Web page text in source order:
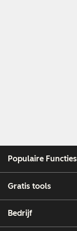
Populaire Functies
Gratis tools
Bedrijf